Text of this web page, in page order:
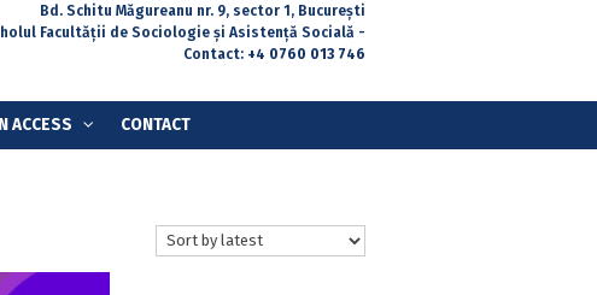
Bd. Schitu Măgureanu nr. 9, sector 1, București
Facultății de Sociologie și Asistență Socială -
Contact: +4 0760 013 746
ACCESS CONTACT